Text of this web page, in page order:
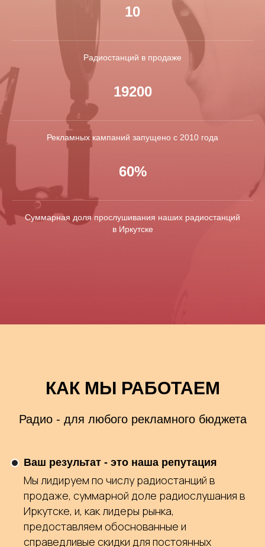
10
Радиостанций в продаже
19200
Рекламных кампаний запущено с 2010 года
60%
Суммарная доля прослушивания наших радиостанций
в Иркутске
КАК МЫ РАБОТАЕМ
Радио - для любого рекламного бюджета
Ваш результат - это наша репутация
Мы лидируем по числу радиостанций в
продаже, суммарной доле радиослушания в
Иркутске, и, как лидеры рынка,
предоставляем обоснованные и
справедливые скидки для постоянных